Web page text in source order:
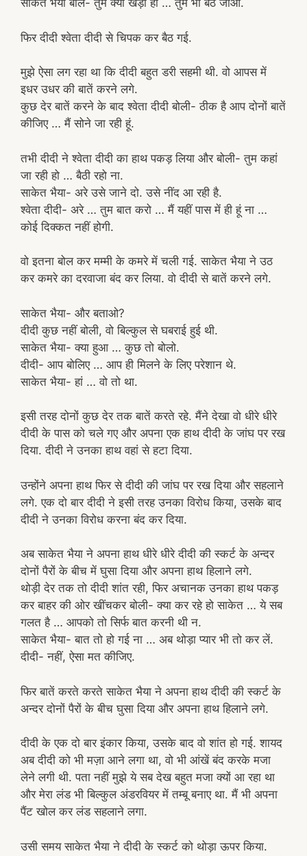
साकेत भैया बोले- तुम क्यों खड़ी हो … तुम भी बैठ जाओ.
फिर दीदी श्वेता दीदी से चिपक कर बैठ गई.
मुझे ऐसा लग रहा था कि दीदी बहुत डरी सहमी थी. वो आपस में
इधर उधर की बातें करने लगे.
कुछ देर बातें करने के बाद श्वेता दीदी बोली- ठीक है आप दोनों बातें
कीजिए … मैं सोने जा रही हूं.
तभी दीदी ने श्वेता दीदी का हाथ पकड़ लिया और बोली- तुम कहां
जा रही हो … बैठी रहो ना.
साकेत भैया- अरे उसे जाने दो. उसे नींद आ रही है.
श्वेता दीदी- अरे … तुम बात करो … मैं यहीं पास में ही हूं ना …
कोई दिक्कत नहीं होगी.
वो इतना बोल कर मम्मी के कमरे में चली गई. साकेत भैया ने उठ
कर कमरे का दरवाजा बंद कर लिया. वो दीदी से बातें करने लगे.
साकेत भैया- और बताओ?
दीदी कुछ नहीं बोली, वो बिल्कुल से घबराई हुई थी.
साकेत भैया- क्या हुआ … कुछ तो बोलो.
दीदी- आप बोलिए … आप ही मिलने के लिए परेशान थे.
साकेत भैया- हां … वो तो था.
इसी तरह दोनों कुछ देर तक बातें करते रहे. मैंने देखा वो धीरे धीरे
दीदी के पास को चले गए और अपना एक हाथ दीदी के जांघ पर रख
दिया. दीदी ने उनका हाथ वहां से हटा दिया.
उन्होंने अपना हाथ फिर से दीदी की जांघ पर रख दिया और सहलाने
लगे. एक दो बार दीदी ने इसी तरह उनका विरोध किया, उसके बाद
दीदी ने उनका विरोध करना बंद कर दिया.
अब साकेत भैया ने अपना हाथ धीरे धीरे दीदी की स्कर्ट के अन्दर
दोनों पैरों के बीच में घुसा दिया और अपना हाथ हिलाने लगे.
थोड़ी देर तक तो दीदी शांत रही, फिर अचानक उनका हाथ पकड़
कर बाहर की ओर खींचकर बोली- क्या कर रहे हो साकेत … ये सब
गलत है … आपको तो सिर्फ बात करनी थी न.
साकेत भैया- बात तो हो गई ना … अब थोड़ा प्यार भी तो कर लें.
दीदी- नहीं, ऐसा मत कीजिए.
फिर बातें करते करते साकेत भैया ने अपना हाथ दीदी की स्कर्ट के
अन्दर दोनों पैरों के बीच घुसा दिया और अपना हाथ हिलाने लगे.
दीदी के एक दो बार इंकार किया, उसके बाद वो शांत हो गई. शायद
अब दीदी को भी मज़ा आने लगा था, वो भी आंखें बंद करके मजा
लेने लगी थी. पता नहीं मुझे ये सब देख बहुत मजा क्यों आ रहा था
और मेरा लंड भी बिल्कुल अंडरवियर में तम्बू बनाए था. मैं भी अपना
पैंट खोल कर लंड सहलाने लगा.
उसी समय साकेत भैया ने दीदी के स्कर्ट को थोड़ा ऊपर किया.